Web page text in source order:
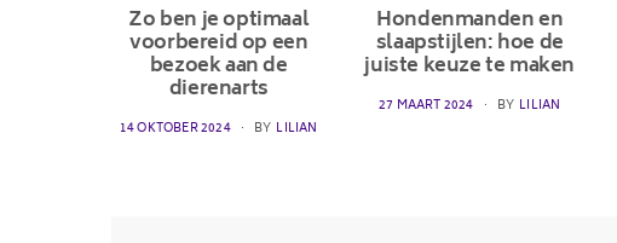
Zo ben je optimaal
voorbereid op een
bezoek aan de
dierenarts
POSTED
14 OKTOBER 2024 BY LILIAN
Hondenmanden en
slaapstijlen: hoe de
juiste keuze te maken
POSTED
27 MAART 2024 BY LILIAN